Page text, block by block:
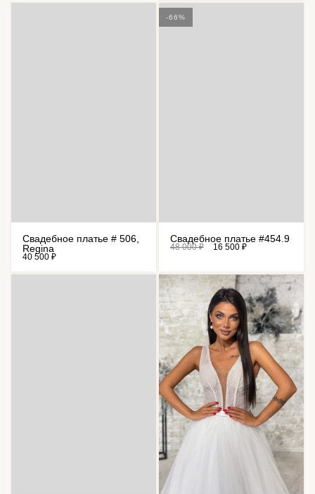
Свадебное платье # 506,
Regina
40 500 ₽
-66%
Свадебное платье #454.9
48 000 ₽ 16 500 ₽